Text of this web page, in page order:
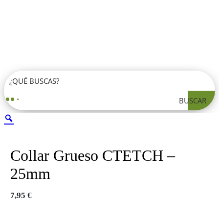
BUSCAR
Collar Grueso CTETCH –
25mm
7,95 €